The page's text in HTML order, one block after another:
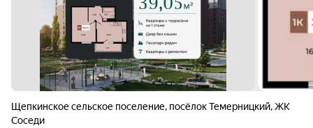
Щепкинское сельское поселение, посёлок Темерницкий,ЖК
Соседи